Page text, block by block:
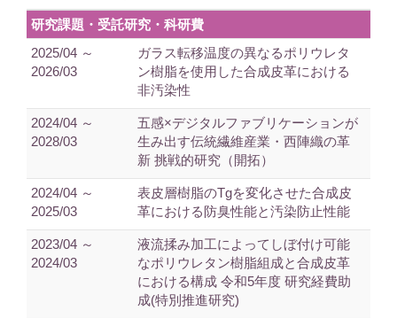
研究課題・受託研究・科研費
2025/04 ～
2026/03
ガラス転移温度の異なるポリウレタ
ン樹脂を使用した合成皮革における
非汚染性
2024/04 ～
2028/03
五感×デジタルファブリケーションが
生み出す伝統繊維産業・西陣織の革
新 挑戦的研究（開拓）
2024/04 ～
2025/03
表皮層樹脂のTgを変化させた合成皮
革における防臭性能と汚染防止性能
2023/04 ～
2024/03
液流揉み加工によってしぼ付け可能
なポリウレタン樹脂組成と合成皮革
における構成 令和5年度 研究経費助
成(特別推進研究)